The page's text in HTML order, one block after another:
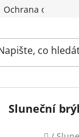
Ochrana osobních
Sluneční
Domů